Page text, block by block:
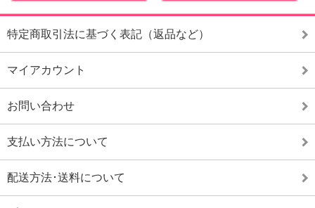
特定商取引法に基づく表記（返品など）
マイアカウント
お問い合わせ
支払い方法について
配送方法･送料について